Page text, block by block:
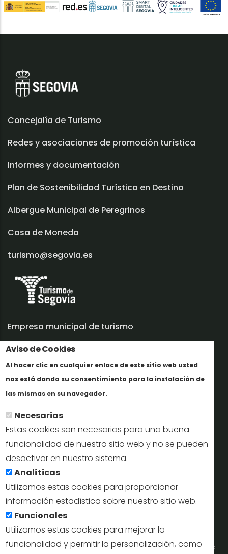
Aviso de Cookies
Al hacer clic en cualquier enlace de este sitio web usted
nos está dando su consentimiento para la instalación de
las mismas en su navegador.
Necesarias
Estas cookies son necesarias para una buena
funcionalidad de nuestro sitio web y no se pueden
desactivar en nuestro sistema.
Analíticas
Utilizamos estas cookies para proporcionar
información estadística sobre nuestro sitio web.
Funcionales
Utilizamos estas cookies para mejorar la
funcionalidad y permitir la personalización, como
Concejalía de Turismo
Redes y asociaciones de promoción turística
Informes y documentación
Plan de Sostenibilidad Turística en Destino
Albergue Municipal de Peregrinos
Casa de Moneda
turismo@segovia.es
Empresa municipal de turismo
Trabaja con nosotros
Informes y documentación
Perfil del contratante
Oficinas de Turismo
reservas@turismodesegovia.com
info@turismodesegovia.com
Aviso legal |
Portal de la Concejalía de Turismo (Ayuntamiento de Segovia) y la Empresa